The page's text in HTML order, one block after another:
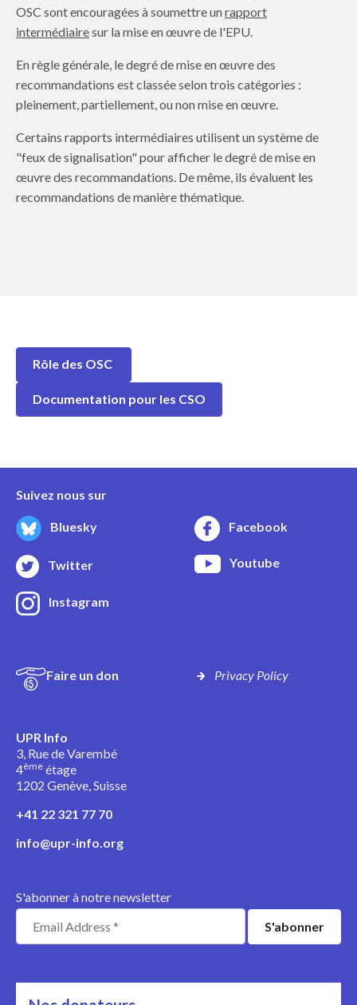
OSC sont encouragées à soumettre unrapport
intermédiairesur la mise en œuvre de l'EPU.
En règle générale, le degré de mise en œuvre des
recommandations est classée selon trois catégories :
pleinement, partiellement, ou non mise en œuvre.
Certains rapports intermédiaires utilisent un système de
"feux de signalisation" pour afficher le degré de mise en
œuvre des recommandations. De même, ils évaluent les
recommandations de manière thématique.
Rôle des OSC
Documentation pour les CSO
Suivez nous sur
Bluesky Facebook
Twitter Youtube
Instagram
Faire un don Privacy Policy
UPR Info
3, Rue de Varembé
4ème étage
1202 Genève, Suisse
+41 22 321 77 70
info@upr-info.org
S'abonner à notre newsletter